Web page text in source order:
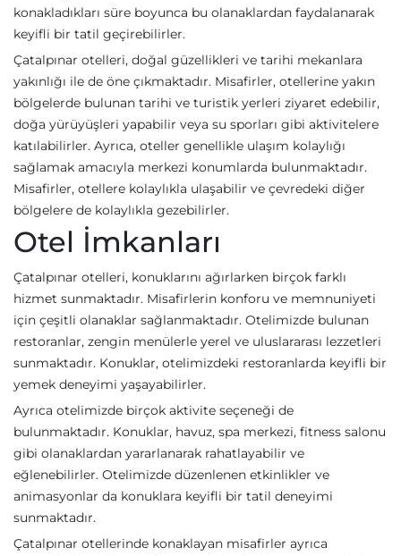
konakladıkları süre boyunca bu olanaklardan faydalanarak
keyifli bir tatil geçirebilirler.
Çatalpınar otelleri, doğal güzellikleri ve tarihi mekanlara
yakınlığı ile de öne çıkmaktadır. Misafirler, otellerine yakın
bölgelerde bulunan tarihi ve turistik yerleri ziyaret edebilir,
doğa yürüyüşleri yapabilir veya su sporları gibi aktivitelere
katılabilirler. Ayrıca, oteller genellikle ulaşım kolaylığı
sağlamak amacıyla merkezi konumlarda bulunmaktadır.
Misafirler, otellere kolaylıkla ulaşabilir ve çevredeki diğer
bölgelere de kolaylıkla gezebilirler.
Otel İmkanları
Çatalpınar otelleri, konuklarını ağırlarken birçok farklı
hizmet sunmaktadır. Misafirlerin konforu ve memnuniyeti
için çeşitli olanaklar sağlanmaktadır. Otelimizde bulunan
restoranlar, zengin menülerle yerel ve uluslararası lezzetleri
sunmaktadır. Konuklar, otelimizdeki restoranlarda keyifli bir
yemek deneyimi yaşayabilirler.
Ayrıca otelimizde birçok aktivite seçeneği de
bulunmaktadır. Konuklar, havuz, spa merkezi, fitness salonu
gibi olanaklardan yararlanarak rahatlayabilir ve
eğlenebilirler. Otelimizde düzenlenen etkinlikler ve
animasyonlar da konuklara keyifli bir tatil deneyimi
sunmaktadır.
Çatalpınar otellerinde konaklayan misafirler ayrıca